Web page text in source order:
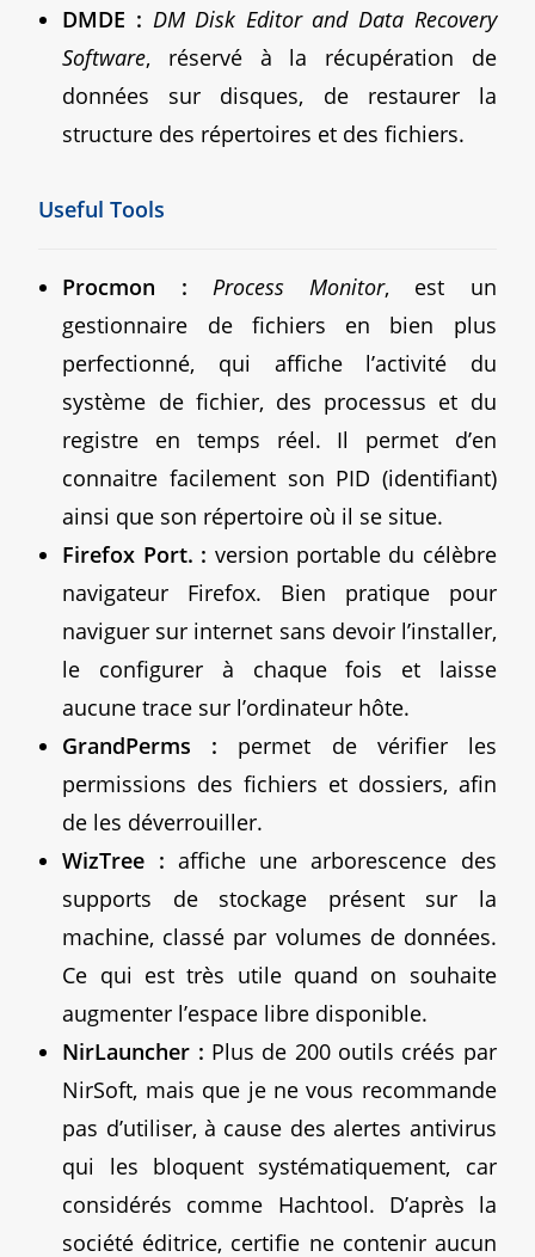
DMDE : DM Disk Editor and Data Recovery
Software, réservé à la récupération de
données sur disques, de restaurer la
structure des répertoires et des fichiers.
Useful Tools
Procmon : Process Monitor, est un
gestionnaire de fichiers en bien plus
perfectionné, qui affiche l’activité du
système de fichier, des processus et du
registre en temps réel. Il permet d’en
connaitre facilement son PID (identifiant)
ainsi que son répertoire où il se situe.
Firefox Port. : version portable du célèbre
navigateur Firefox. Bien pratique pour
naviguer sur internet sans devoir l’installer,
le configurer à chaque fois et laisse
aucune trace sur l’ordinateur hôte.
GrandPerms : permet de vérifier les
permissions des fichiers et dossiers, afin
de les déverrouiller.
WizTree : affiche une arborescence des
supports de stockage présent sur la
machine, classé par volumes de données.
Ce qui est très utile quand on souhaite
augmenter l’espace libre disponible.
NirLauncher : Plus de 200 outils créés par
NirSoft, mais que je ne vous recommande
pas d’utiliser, à cause des alertes antivirus
qui les bloquent systématiquement, car
considérés comme Hachtool. D’après la
société éditrice, certifie ne contenir aucun